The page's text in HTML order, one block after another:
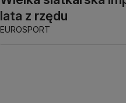
lata z rzędu
EUROSPORT